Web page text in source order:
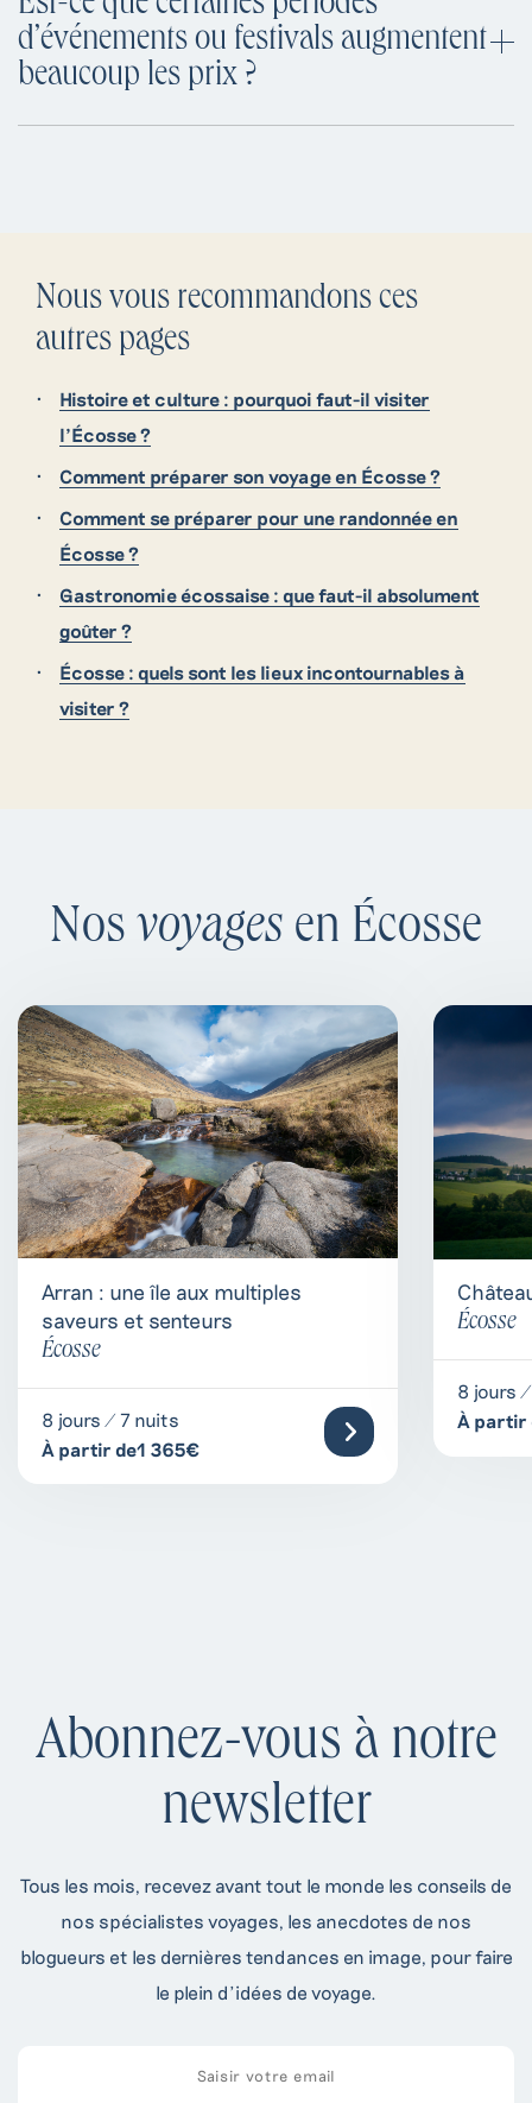
coûts : planifier un itinéraire géographiquement
cohérent, utiliser les bus locaux ou les trajets en train
d’événements ou festivals augmentent
beaucoup les prix ?
Oui — pendant des festivals très populaires (comme
Nous vous recommandons ces
autres pages
Histoire et culture : pourquoi faut-il visiter
l’Écosse ?
Comment préparer son voyage en Écosse ?
Comment se préparer pour une randonnée en
Écosse ?
Gastronomie écossaise : que faut-il absolument
goûter ?
Écosse : quels sont les lieux incontournables à
visiter ?
Nos voyages en Écosse
Arran : une île aux multiples
saveurs et senteurs
Écosse
8 jours / 7 nuits
À partir de1 365€
Écosse
8 jours
À partir
Abonnez-vous à notre
newsletter
Tous les mois, recevez avant tout le monde les conseils de
nos spécialistes voyages, les anecdotes de nos
blogueurs et les dernières tendances en image, pour faire
le plein d’idées de voyage.